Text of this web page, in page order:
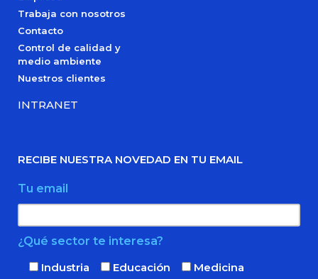
Trabaja con nosotros
Contacto
Control de calidad y
medio ambiente
Nuestros clientes
INTRANET
RECIBE NUESTRA NOVEDAD EN TU EMAIL
Tu email
¿Qué sector te interesa?
Industria
Educación Medicina